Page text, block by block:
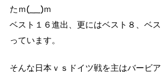
たｍ(__)ｍ
ベスト１６進出、更にはベスト８、ベ
っています。
そんな日本ｖｓドイツ戦を主はバービ